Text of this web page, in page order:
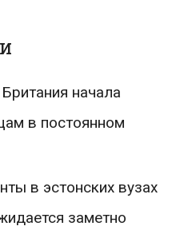
начала
в постоянном
в эстонских вузах
заметно